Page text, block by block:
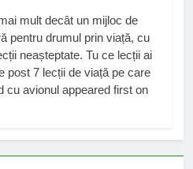
mult decât un mijloc de
pentru drumul prin viață, cu
neașteptate. Tu ce lecții ai
post 7 lecții de viață pe care
cu avionul appeared first on